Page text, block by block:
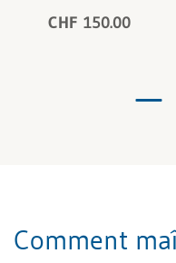
CHF 150.00
Comment